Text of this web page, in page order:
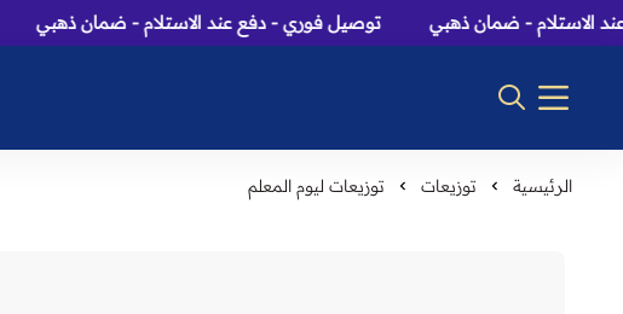
- ضمان ذهبي توصيل فوري - دفع عند الاستلام - ضمان ذهبي
الرئيسية توزيعات توزيعات ليوم المعلم